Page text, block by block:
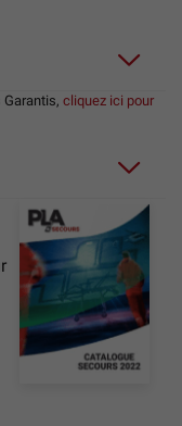
Garantis, cliquez ici pour